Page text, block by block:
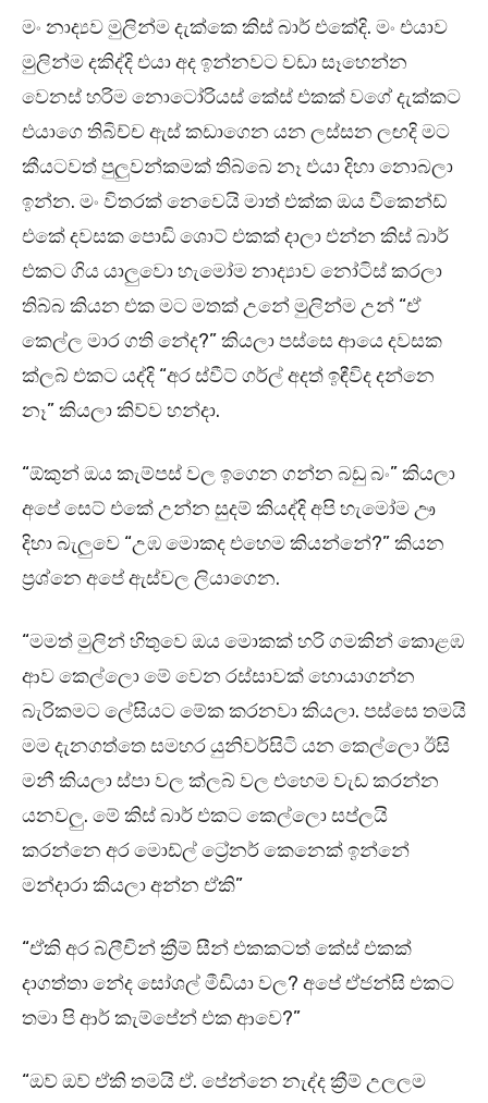
මං නාද්‍යව මුලින්ම දැක්කෙ කිස් බාර් එකේදි. මං එයාව
මුලින්ම දකිද්දි එයා අද ඉන්නවට වඩා සෑහෙන්න
වෙනස් හරිම නොටෝරියස් කේස් එකක් වගේ දැක්කට
එයාගෙ තිබිච්ච ඇස් කඩාගෙන යන ලස්සන ලඟදි මට
කීයටවත් පුලුවන්කමක් තිබ්බෙ නෑ එයා දිහා නොබලා
ඉන්න. මං විතරක් නෙවෙයි මාත් එක්ක ඔය වීකෙන්ඩ්
එකේ දවසක පොඩි ශොට් එකක් දාලා එන්න කිස් බාර්
එකට ගිය යාලුවො හැමෝම නාද්‍යාව නෝටිස් කරලා
තිබ්බ කියන එක මට මතක් උනේ මුලින්ම උන් “ඒ
කෙල්ල මාර ගති නේද?” කියලා පස්සෙ ආයෙ දවසක
ක්ලබ් එකට යද්දි “අර ස්වීට් ගර්ල් අදත් ඉඳීවිද දන්නෙ
නෑ” කියලා කිව්ව හන්දා.
“ඕකුන් ඔය කැම්පස් වල ඉගෙන ගන්න බඩු බං” කියලා
අපේ සෙට් එකේ උන්න සුදම් කියද්දි අපි හැමෝම ඌ
දිහා බැලුවෙ “උඹ මොකද එහෙම කියන්නේ?” කියන
ප්‍රශ්නෙ අපේ ඇස්වල ලියාගෙන.
“මමත් මුලින් හිතුවෙ ඔය මොකක් හරි ගමකින් කොළඹ
ආව කෙල්ලො මේ වෙන රස්සාවක් හොයාගන්න
බැරිකමට ලේසියට මේක කරනවා කියලා. පස්සෙ තමයි
මම දැනගත්තෙ සමහර යුනිවර්සිටි යන කෙල්ලො ඊසි
මනී කියලා ස්පා වල ක්ලබ් වල එහෙම වැඩ කරන්න
යනවලු. මේ කිස් බාර් එකට කෙල්ලො සප්ලයි
කරන්නෙ අර මොඩ්ල් ට්‍රේනර් කෙනෙක් ඉන්නේ
මන්දාරා කියලා අන්න ඒකි”
“ඒකි අර බ්ලීචින් ක්‍රීම් සීන් එකකටත් කේස් එකක්
දාගත්තා නේද සෝශල් මීඩියා වල? අපේ ඒජන්සි එකට
තමා පි ආර් කැම්පේන් එක ආවෙ?”
“ඔව් ඔව් ඒකි තමයි ඒ. පේන්නෙ නැද්ද ක්‍රීම් උලලම